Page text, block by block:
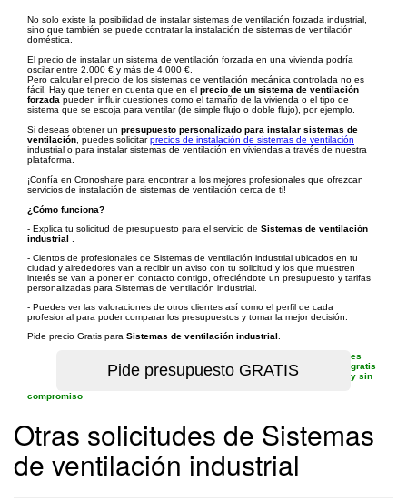
No solo existe la posibilidad de instalar sistemas de ventilación forzada industrial,
sino que también se puede contratar la instalación de sistemas de ventilación
doméstica.
El precio de instalar un sistema de ventilación forzada en una vivienda podría
oscilar entre 2.000 € y más de 4.000 €.
Pero calcular el precio de los sistemas de ventilación mecánica controlada no es
fácil. Hay que tener en cuenta que en el precio de un sistema de ventilación
forzada pueden influir cuestiones como el tamaño de la vivienda o el tipo de
sistema que se escoja para ventilar (de simple flujo o doble flujo), por ejemplo.
Si deseas obtener un presupuesto personalizado para instalar sistemas de
ventilación , puedes solicitarprecios de instalación de sistemas de ventilación
industrial o para instalar sistemas de ventilación en viviendas a través de nuestra
plataforma.
¡Confía en Cronoshare para encontrar a los mejores profesionales que ofrezcan
servicios de instalación de sistemas de ventilación cerca de ti!
¿Cómo funciona?
- Explica tu solicitud de presupuesto para el servicio de Sistemas de ventilación
industrial
- Cientos de profesionales de Sistemas de ventilación industrial ubicados en tu
ciudad y alrededores van a recibir un aviso con tu solicitud y los que muestren
interés se van a poner en contacto contigo, ofreciéndote un presupuesto y tarifas
personalizadas para Sistemas de ventilación industrial.
- Puedes ver las valoraciones de otros clientes así como el perfil de cada
profesional para poder comparar los presupuestos y tomar la mejor decisión.
Pide precio Gratis para Sistemas de ventilación industrial
es
gratis
y sin
compromiso
Otras solicitudes de Sistemas
de ventilación industrial